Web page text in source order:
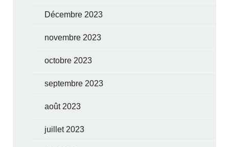
Décembre 2023
novembre 2023
octobre 2023
septembre 2023
août 2023
juillet 2023